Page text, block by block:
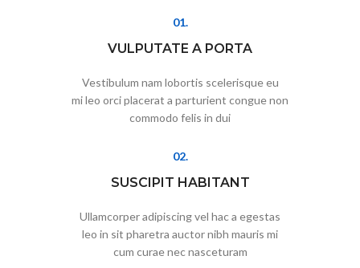
01.
VULPUTATE A PORTA
Vestibulum nam lobortis scelerisque eu
mi leo orci placerat a parturient congue non
commodo felis in dui
02.
SUSCIPIT HABITANT
Ullamcorper adipiscing vel hac a egestas
leo in sit pharetra auctor nibh mauris mi
cum curae nec nasceturam